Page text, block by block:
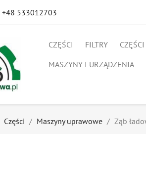
+48 533012703
CZĘŚCI FILTRY
MASZYNY I URZĄDZENIA
Części Maszyny uprawowe Ząb